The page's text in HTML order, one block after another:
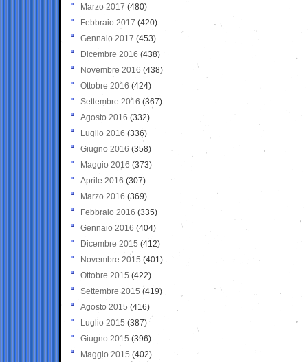
Marzo 2017 (480)
Febbraio 2017 (420)
Gennaio 2017 (453)
Dicembre 2016 (438)
Novembre 2016 (438)
Ottobre 2016 (424)
Settembre 2016 (367)
Agosto 2016 (332)
Luglio 2016 (336)
Giugno 2016 (358)
Maggio 2016 (373)
Aprile 2016 (307)
Marzo 2016 (369)
Febbraio 2016 (335)
Gennaio 2016 (404)
Dicembre 2015 (412)
Novembre 2015 (401)
Ottobre 2015 (422)
Settembre 2015 (419)
Agosto 2015 (416)
Luglio 2015 (387)
Giugno 2015 (396)
Maggio 2015 (402)